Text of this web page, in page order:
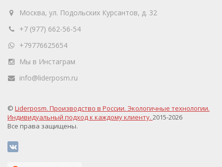
Москва, ул. Подольских Курсантов, д. 32
+7 (977) 662-56-54
+79776625654
Мы в Инстаграм
info@liderposm.ru
© Liderposm. Производство в России. Экологичные технологии.
Индивидуальный подход к каждому клиенту. 2015-2026
Все права защищены.